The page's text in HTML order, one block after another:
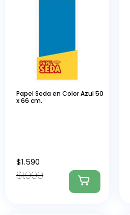
Papel Seda en Color Azul 50
x 66 cm.
$1.990
$1.590